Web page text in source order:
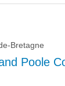
Bretagne
Poole